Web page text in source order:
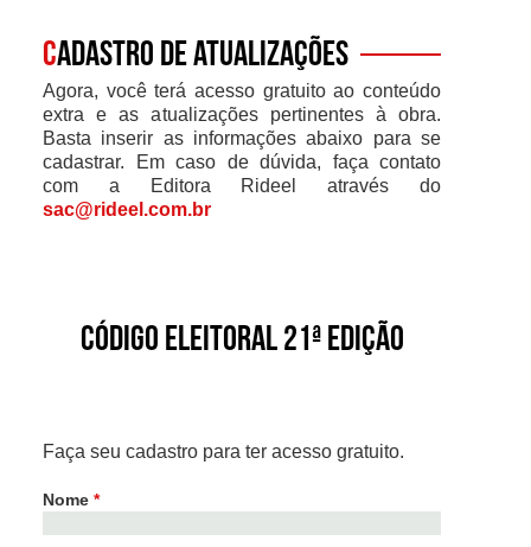
Cadastro de atualizações
Agora, você terá acesso gratuito ao conteúdo
extra e as atualizações pertinentes à obra.
Basta inserir as informações abaixo para se
cadastrar. Em caso de dúvida, faça contato
com a Editora Rideel através do
sac@rideel.com.br
Código Eleitoral 21ª Edição
Faça seu cadastro para ter acesso gratuito.
Nome *